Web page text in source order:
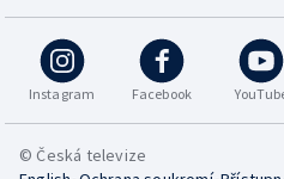
Instagram Facebook
© Česká televize